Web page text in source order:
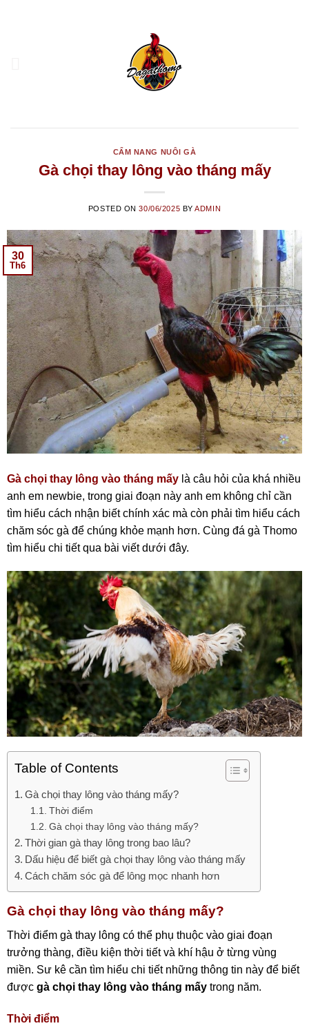
CẨM NANG NUÔI GÀ
Gà chọi thay lông vào tháng mấy
POSTED ON30/06/2025 BYADMIN
30
Th6
Gà chọi thay lông vào tháng mấy là câu hỏi của khá nhiều
anh em newbie, trong giai đoạn này anh em không chỉ cần
tìm hiểu cách nhận biết chính xác mà còn phải tìm hiểu cách
chăm sóc gà để chúng khỏe mạnh hơn. Cùng đá gà Thomo
tìm hiểu chi tiết qua bài viết dưới đây.
Table of Contents
Gà chọi thay lông vào tháng mấy?
Thời điểm
Gà chọi thay lông vào tháng mấy?
Thời gian gà thay lông trong bao lâu?
Dấu hiệu để biết gà chọi thay lông vào tháng mấy
Cách chăm sóc gà để lông mọc nhanh hơn
Gà chọi thay lông vào tháng mấy?
Thời điểm gà thay lông có thể phụ thuộc vào giai đoạn
trưởng thàng, điều kiện thời tiết và khí hậu ở từng vùng
miền. Sư kê cần tìm hiểu chi tiết những thông tin này để biết
được gà chọi thay lông vào tháng mấy trong năm.
Thời điểm